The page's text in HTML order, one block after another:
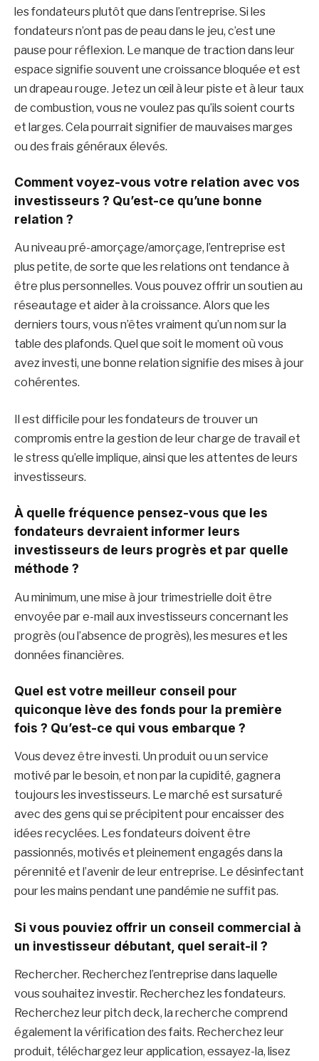
les fondateurs plutôt que dans l’entreprise. Si les
fondateurs n’ont pas de peau dans le jeu, c’est une
pause pour réflexion. Le manque de traction dans leur
espace signifie souvent une croissance bloquée et est
un drapeau rouge. Jetez un œil à leur piste et à leur taux
de combustion, vous ne voulez pas qu’ils soient courts
et larges. Cela pourrait signifier de mauvaises marges
ou des frais généraux élevés.
Comment voyez-vous votre relation avec vos
investisseurs ? Qu’est-ce qu’une bonne
relation ?
Au niveau pré-amorçage/amorçage, l’entreprise est
plus petite, de sorte que les relations ont tendance à
être plus personnelles. Vous pouvez offrir un soutien au
réseautage et aider à la croissance. Alors que les
derniers tours, vous n’êtes vraiment qu’un nom sur la
table des plafonds. Quel que soit le moment où vous
avez investi, une bonne relation signifie des mises à jour
cohérentes.
Il est difficile pour les fondateurs de trouver un
compromis entre la gestion de leur charge de travail et
le stress qu’elle implique, ainsi que les attentes de leurs
investisseurs.
À quelle fréquence pensez-vous que les
fondateurs devraient informer leurs
investisseurs de leurs progrès et par quelle
méthode ?
Au minimum, une mise à jour trimestrielle doit être
envoyée par e-mail aux investisseurs concernant les
progrès (ou l’absence de progrès), les mesures et les
données financières.
Quel est votre meilleur conseil pour
quiconque lève des fonds pour la première
fois ? Qu’est-ce qui vous embarque ?
Vous devez être investi. Un produit ou un service
motivé par le besoin, et non par la cupidité, gagnera
toujours les investisseurs. Le marché est sursaturé
avec des gens qui se précipitent pour encaisser des
idées recyclées. Les fondateurs doivent être
passionnés, motivés et pleinement engagés dans la
pérennité et l’avenir de leur entreprise. Le désinfectant
pour les mains pendant une pandémie ne suffit pas.
Si vous pouviez offrir un conseil commercial à
un investisseur débutant, quel serait-il ?
Rechercher. Recherchez l’entreprise dans laquelle
vous souhaitez investir. Recherchez les fondateurs.
Recherchez leur pitch deck, la recherche comprend
également la vérification des faits. Recherchez leur
produit, téléchargez leur application, essayez-la, lisez